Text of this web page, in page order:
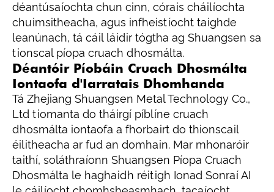
déantúsaíochta chun cinn, córais cháilíochta
chuimsitheacha, agus infheistíocht taighde
leanúnach, tá cáil láidir tógtha ag Shuangsen sa
tionscal píopa cruach dhosmálta.
Déantóir Píobáin Cruach Dhosmálta
Iontaofa d'Iarratais Dhomhanda
Tá Zhejiang Shuangsen Metal Technology Co.,
Ltd tiomanta do tháirgí píblíne cruach
dhosmálta iontaofa a fhorbairt do thionscail
éilitheacha ar fud an domhain. Mar mhonaróir
taithí, soláthraíonn Shuangsen Píopa Cruach
Dhosmálta le haghaidh réitigh Ionad Sonraí AI